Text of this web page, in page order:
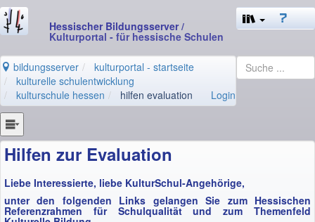
Hessischer Bildungsserver/
Kulturportal - für hessische Schulen
bildungsserver
kulturportal - startseite
kulturelle schulentwicklung
kulturschule hessen
hilfen evaluation Login
Hilfen zur Evaluation
Liebe Interessierte, liebe KulturSchul-Angehörige,
unter den folgenden Links gelangen Sie zum Hessischen
Referenzrahmen für Schulqualität und zum Themenfeld